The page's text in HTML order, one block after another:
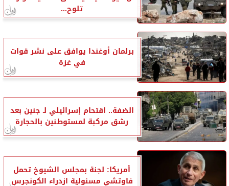
تلوح...
برلمان أوغندا يوافق على نشر قوات
في غزة
الضفة.. اقتحام إسرائيلي لـ جنين بعد
رشق مركبة لمستوطنين بالحجارة
أمريكا: لجنة بمجلس الشيوخ تحمل
فاوتشي مسئولية ازدراء الكونجرس